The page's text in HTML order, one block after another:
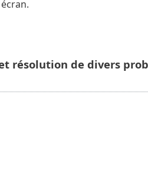
résolution de divers